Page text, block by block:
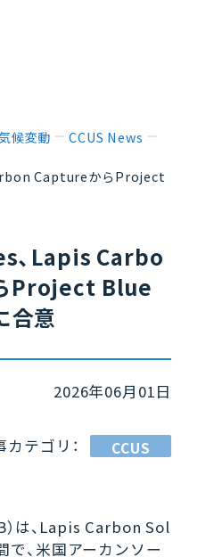
候変動
CCUS News
CaptureからProject
、Lapis Carbo
Project Blue
合意
2026年06月01日
カテゴリ： CCUS
は、Lapis Carbon Sol
で、米国アーカンソー